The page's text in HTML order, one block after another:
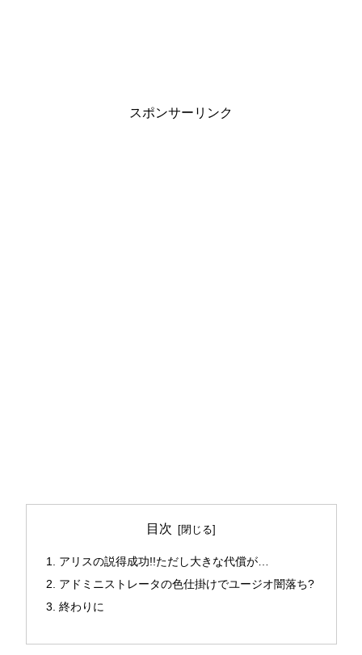
スポンサーリンク
目次
アリスの説得成功!!ただし大きな代償が…
アドミニストレータの色仕掛けでユージオ闇落ち?
終わりに